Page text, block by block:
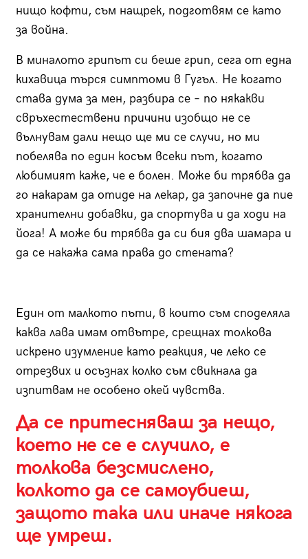
нищо кофти, съм нащрек, подготвям се като
за война.
В миналото грипът си беше грип, сега от една
кихавица търся симптоми в Гугъл. Не когато
става дума за мен, разбира се – по някакви
свръхестествени причини изобщо не се
вълнувам дали нещо ще ми се случи, но ми
побелява по един косъм всеки път, когато
любимият каже, че е болен. Може би трябва да
го накарам да отиде на лекар, да започне да пие
хранителни добавки, да спортува и да ходи на
йога! А може би трябва да си бия два шамара и
да се накажа сама права до стената?
Един от малкото пъти, в които съм споделяла
каква лава имам отвътре, срещнах толкова
искрено изумление като реакция, че леко се
отрезвих и осъзнах колко съм свикнала да
изпитвам не особено окей чувства.
Да се притесняваш за нещо,
което не се е случило, е
толкова безсмислено,
колкото да се самоубиеш,
защото така или иначе някога
ще умреш.